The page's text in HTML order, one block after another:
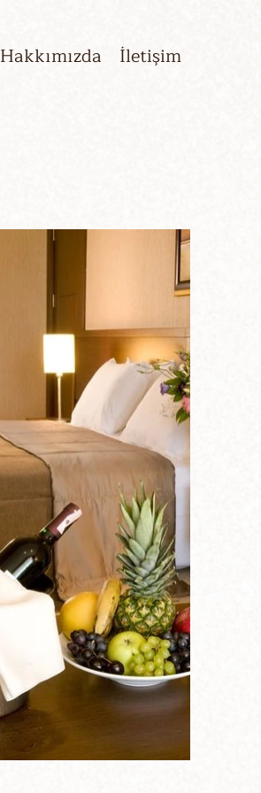
Hakkımızda İletişim